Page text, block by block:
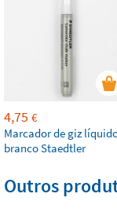
4,75 €
Marcador de giz
branco Staedtler
Outros